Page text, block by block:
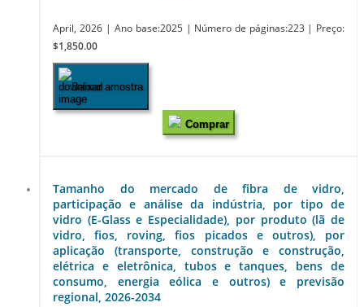
April, 2026 | Ano base:2025 | Número de páginas:223 | Preço:
$1,850.00
Baixar amostra
Comprar
Tamanho do mercado de fibra de vidro,
participação e análise da indústria, por tipo de
vidro (E-Glass e Especialidade), por produto (lã de
vidro, fios, roving, fios picados e outros), por
aplicação (transporte, construção e construção,
elétrica e eletrônica, tubos e tanques, bens de
consumo, energia eólica e outros) e previsão
regional, 2026-2034